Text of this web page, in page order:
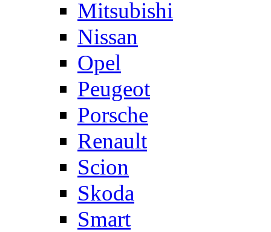
Mitsubishi
Nissan
Opel
Peugeot
Porsche
Renault
Scion
Skoda
Smart